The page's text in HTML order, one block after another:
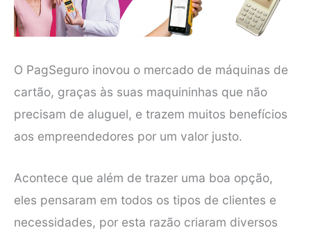
O PagSeguro inovou o mercado de máquinas de
cartão, graças às suas maquininhas que não
precisam de aluguel, e trazem muitos benefícios
aos empreendedores por um valor justo.
Acontece que além de trazer uma boa opção,
eles pensaram em todos os tipos de clientes e
necessidades, por esta razão criaram diversos